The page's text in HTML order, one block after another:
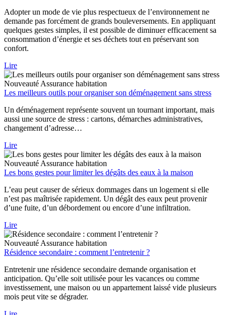
Adopter un mode de vie plus respectueux de l’environnement ne
demande pas forcément de grands bouleversements. En appliquant
quelques gestes simples, il est possible de diminuer efficacement sa
consommation d’énergie et ses déchets tout en préservant son
confort.
Lire
Nouveauté Assurance habitation
Les meilleurs outils pour organiser son déménagement sans stress
Un déménagement représente souvent un tournant important, mais
aussi une source de stress : cartons, démarches administratives,
changement d’adresse…
Lire
Nouveauté Assurance habitation
Les bons gestes pour limiter les dégâts des eaux à la maison
L’eau peut causer de sérieux dommages dans un logement si elle
n’est pas maîtrisée rapidement. Un dégât des eaux peut provenir
d’une fuite, d’un débordement ou encore d’une infiltration.
Lire
Nouveauté Assurance habitation
Résidence secondaire : comment l’entretenir ?
Entretenir une résidence secondaire demande organisation et
anticipation. Qu’elle soit utilisée pour les vacances ou comme
investissement, une maison ou un appartement laissé vide plusieurs
mois peut vite se dégrader.